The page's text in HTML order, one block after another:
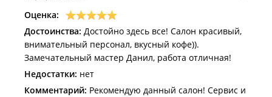
Оценка:
Достоинства: Достойно здесь все! Салон красивый,
внимательный персонал, вкусный кофе)).
Замечательный мастер Данил, работа отличная!
Недостатки: нет
Комментарий: Рекомендую данный салон! Сервис и